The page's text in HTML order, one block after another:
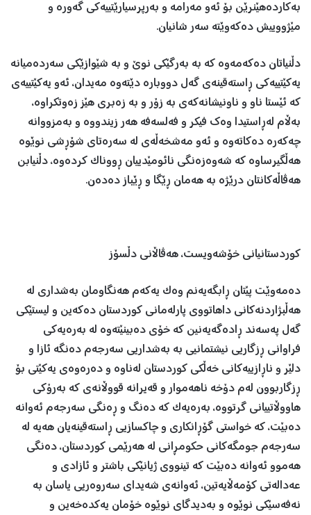
بەکاردەهێنرێن بۆ ئەو مەرامە و بەرپرسیارێتییەکی گەورە و
مێژووییش دەکەوێتە سەر شانیان.
دڵنیاتان دەکەمەوە کە بە بەرگێکی نوێ و بە شێوازێکی سەردەمیانە
یەکێتییەکی ڕاستەقینەی گەل دووبارە دێتەوە مەیدان، ئەو یەکێتییەی
کە ئێستا ناو و ناونیشانەكەی بە زۆر و بە زەبری هێز زەوتكراوە،
بەڵام لەڕاستیدا وەك فیكر و فەلسەفە هەر زیندووە و بەمزووانە
چەكەرە دەكاتەوە و ئەو مەشخەڵەی لە سەرەتای شۆڕشی نوێوە
هەڵگیرساوە کە شەوەزەنگی نائومێدییان ڕووناک کردەوە، دڵنیابن
هەڤاڵەکانتان درێژە بە هەمان ڕێگا و ڕێباز دەدەن.
کوردستانیانی خۆشەویست، هەڤاڵانی دڵسۆز
دەمەوێت پێتان ڕابگەیەنم وەک یەکەم هەنگاومان بەشداری لە
هەڵبژاردنەکانی داهاتووی پارلەمانی کوردستان دەکەین و لیستێکی
گەل پەسەند ڕادەگەیەنین کە خۆی دەبینێتەوە لە بەرەیەکی
فراوانی ڕزگاریی نیشتمانیی بە بەشداریی سەرجەم دەنگە ئازا و
دلێر و ناڕازییەکانی خەڵکی کوردستان لەناوە و دەرەوەی یەکێتی بۆ
ڕزگاربوون لەم دۆخە ناهەموار و قەیرانە قووڵانەی کە بەرۆکی
هاووڵاتییانی گرتووە، بەرەیەک کە دەنگ و ڕەنگی سەرجەم ئەوانە
دەبێت، کە خواستی گۆڕانکاری و چاکسازیی ڕاستەقینەیان هەیە لە
سەرجەم جومگەکانی حکومڕانی لە هەرێمی کوردستان، دەنگی
هەموو ئەوانە دەبێت کە تینووی ژیانێكی باشتر و ئازادی و
عەدالەتی كۆمەڵایەتین، ئەوانەی شەیدای سەروەریی یاسان بە
نەفەسێكی نوێوە و بەدیدگای نوێوە خۆمان یەكدەخەین و